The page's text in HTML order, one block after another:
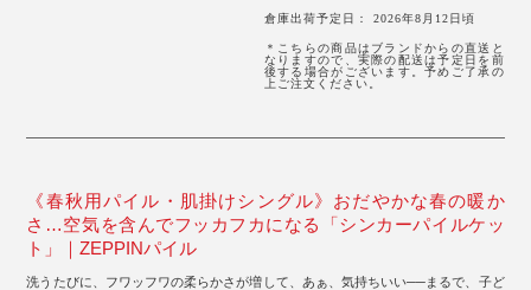
倉庫出荷予定日： 2026年8月12日頃
＊こちらの商品はブランドからの直送と
なりますので、実際の配送は予定日を前
後する場合がございます。予めご了承の
上ご注文ください。
《春秋用パイル・肌掛けシングル》おだやかな春の暖か
さ…空気を含んでフッカフカになる「シンカーパイルケッ
ト」｜ZEPPINパイル
洗うたびに、フワッフワの柔らかさが増して、あぁ、気持ちいい──まるで、子ど